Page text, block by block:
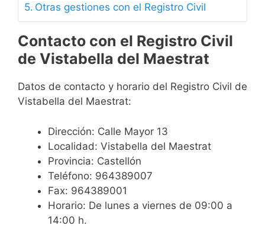
Otras gestiones con el Registro Civil
Contacto con el Registro Civil
de Vistabella del Maestrat
Datos de contacto y horario del Registro Civil de
Vistabella del Maestrat:
Dirección: Calle Mayor 13
Localidad: Vistabella del Maestrat
Provincia: Castellón
Teléfono: 964389007
Fax: 964389001
Horario: De lunes a viernes de 09:00 a
14:00 h.